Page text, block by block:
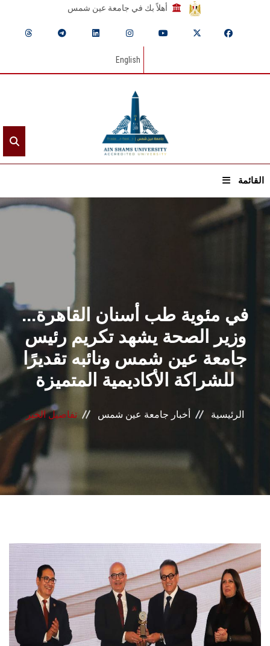
أهلاً بك في جامعة عين شمس
English
القائمة
القطاعـات
الشئون الأكاديمية
البحث العلمي
الرعاية الصحية
المراكز والوحدات
الأنظمة الذكية
الإعلام
الطلاب
هيئة التدريس
الدراسات العليا
في مئوية طب أسنان القاهرة...
وزير الصحة يشهد تكريم رئيس
جامعة عين شمس ونائبه تقديرًا
للشراكة الأكاديمية المتميزة
الرئيسية أخبار جامعة عين شمس تفاصيل الخبر